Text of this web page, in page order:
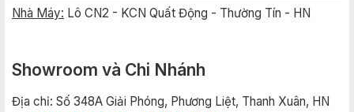
Nhà Máy: Lô CN2 - KCN Quất Động - Thường Tín - HN
Showroom và Chi Nhánh
Địa chỉ: Số 348A Giải Phóng, Phương Liệt, Thanh Xuân, HN